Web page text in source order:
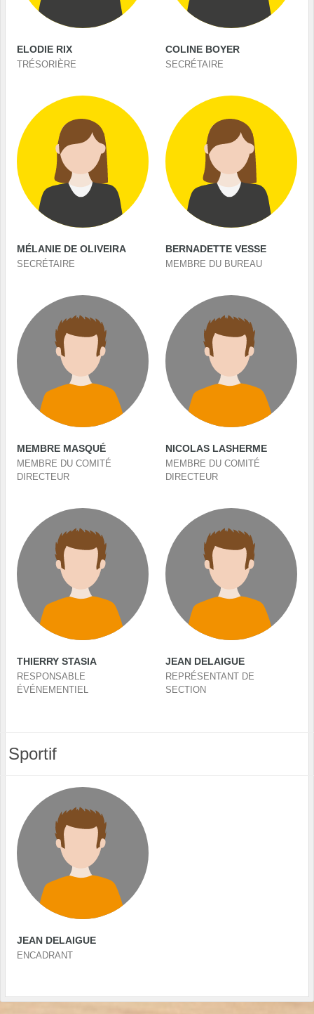
ELODIE RIX
TRÉSORIÈRE
COLINE BOYER
SECRÉTAIRE
MÉLANIE DE OLIVEIRA
SECRÉTAIRE
BERNADETTE VESSE
MEMBRE DU BUREAU
MEMBRE MASQUÉ
MEMBRE DU COMITÉ
DIRECTEUR
NICOLAS LASHERME
MEMBRE DU COMITÉ
DIRECTEUR
THIERRY STASIA
RESPONSABLE
ÉVÉNEMENTIEL
JEAN DELAIGUE
REPRÉSENTANT DE
SECTION
Sportif
JEAN DELAIGUE
ENCADRANT